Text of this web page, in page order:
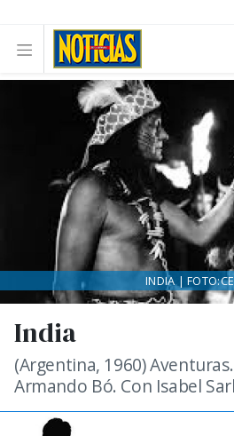
India
(Argentina, 1960)
Armando Bó. Con Isabel
INDIA |